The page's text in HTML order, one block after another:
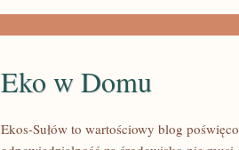
Eko w Domu
Ekos-Sułów to wartościowy blog